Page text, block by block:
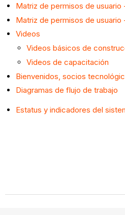
Matriz de permisos de usuario
Matriz de permisos de usuario
Videos
Videos básicos de
Videos de capacitación
Bienvenidos, socios
Diagramas de flujo de trabajo
Estatus y indicadores del